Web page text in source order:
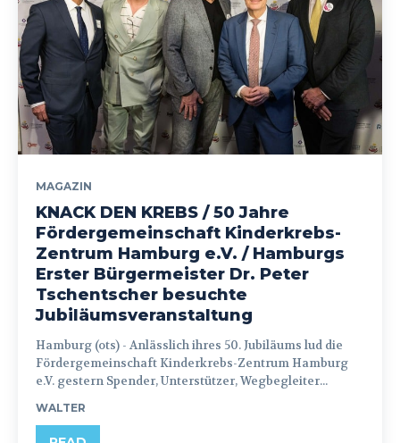
MAGAZIN
KNACK DEN KREBS / 50 Jahre
Fördergemeinschaft Kinderkrebs-
Zentrum Hamburg e.V. / Hamburgs
Erster Bürgermeister Dr. Peter
Tschentscher besuchte
Jubiläumsveranstaltung
Hamburg (ots) - Anlässlich ihres 50. Jubiläums lud die
Fördergemeinschaft Kinderkrebs-Zentrum Hamburg
e.V. gestern Spender, Unterstützer, Wegbegleiter...
WALTER